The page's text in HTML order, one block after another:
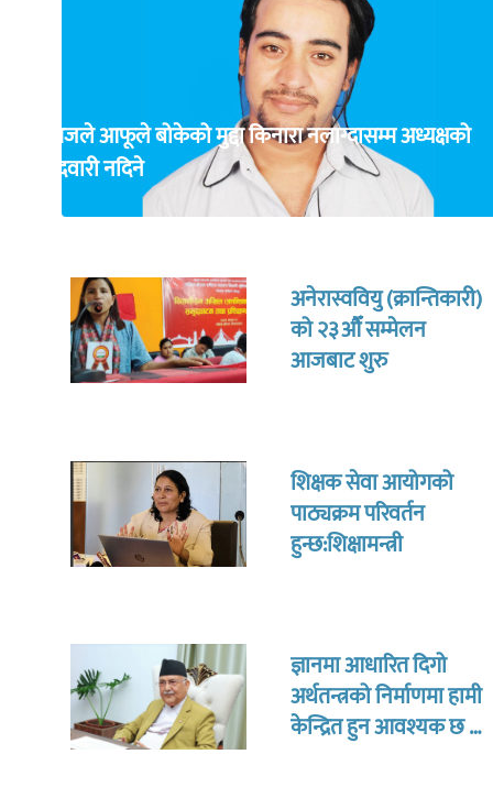
क्षितिजले आफूले बोकेको मुद्दा किनारा नलाग्दासम्म अध्यक्षको
उम्मेदवारी नदिने
अनेरास्ववियु (क्रान्तिकारी)
को २३औँ सम्मेलन
आजबाट शुरु
शिक्षक सेवा आयोगको
पाठ्यक्रम परिवर्तन
हुन्छ:शिक्षामन्त्री
ज्ञानमा आधारित दिगो
अर्थतन्त्रको निर्माणमा हामी
केन्द्रित हुन आवश्यक छ :